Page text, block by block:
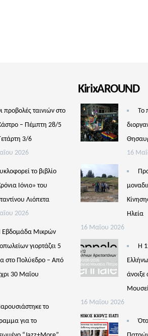
προβολές ταινιών στο
– Πέμπτη 28/5
3/6
2026
το βιβλίο
Ιόνιο» του
Λιόπετα
2026
Εβδομάδα Μικρών
γιορτάζει 5
στο Πολύεδρο – Από
30 Μαΐου
το
για το
KirixAROUND
Το
16
Ηλεία
16 Μαΐου 2026
Η
άνοιξε
16 Μαΐου 2026